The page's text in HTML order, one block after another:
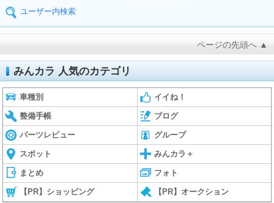
ユーザー内検索
ページの先頭へ ▲
みんカラ 人気のカテゴリ
車種別 イイね！
整備手帳 ブログ
パーツレビュー グループ
スポット みんカラ＋
まとめ フォト
【PR】ショッピング 【PR】オークション